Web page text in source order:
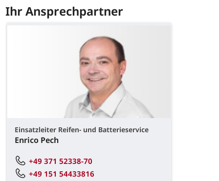
Ihr Ansprechpartner
Einsatzleiter Reifen- und Batterieservice
Enrico Pech
+49 371 52338-70
+49 151 54433816